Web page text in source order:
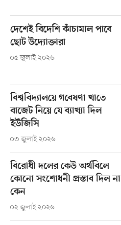
দেশেই বিদেশি কাঁচামাল পাবে
ছোট উদ্যোক্তারা
০৫ জুলাই ২০২৬
বিশ্ববিদ্যালয়ে গবেষণা খাতে
বাজেট নিয়ে যে ব্যাখ্যা দিল
ইউজিসি
০৩ জুলাই ২০২৬
বিরোধী দলের কেউ অর্থবিলে
কোনো সংশোধনী প্রস্তাব দিল না
কেন
০২ জুলাই ২০২৬